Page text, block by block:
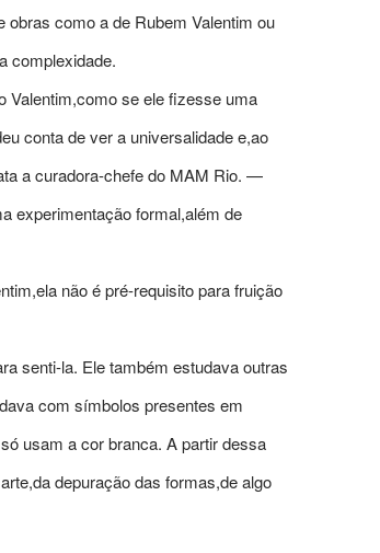
como a de Rubem Valentim ou
complexidade.
Valentim,como se ele fizesse uma
conta de ver a universalidade e,ao
a curadora-chefe do MAM Rio. —
experimentação formal,além de
não é pré-requisito para fruição
senti-la. Ele também estudava outras
com símbolos presentes em
usam a cor branca. A partir dessa
depuração das formas,de algo